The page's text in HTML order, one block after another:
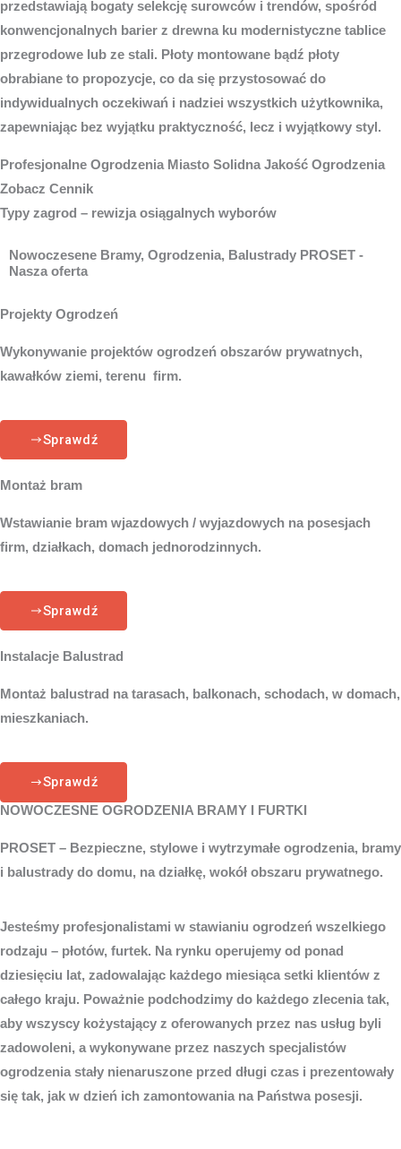
przedstawiają bogaty selekcję surowców i trendów, spośród
konwencjonalnych barier z drewna ku modernistyczne tablice
przegrodowe lub ze stali. Płoty montowane bądź płoty
obrabiane to propozycje, co da się przystosować do
indywidualnych oczekiwań i nadziei wszystkich użytkownika,
zapewniając bez wyjątku praktyczność, lecz i wyjątkowy styl.
Profesjonalne Ogrodzenia Miasto Solidna Jakość Ogrodzenia
Zobacz Cennik
Typy zagrod – rewizja osiągalnych wyborów
Nowoczesene Bramy, Ogrodzenia, Balustrady PROSET -
Nasza oferta
Projekty Ogrodzeń
Wykonywanie projektów ogrodzeń obszarów prywatnych,
kawałków ziemi, terenu firm.
Sprawdź
Montaż bram
Wstawianie bram wjazdowych / wyjazdowych na posesjach
firm, działkach, domach jednorodzinnych.
Sprawdź
Instalacje Balustrad
Montaż balustrad na tarasach, balkonach, schodach, w domach,
mieszkaniach.
Sprawdź
NOWOCZESNE OGRODZENIA BRAMY I FURTKI
PROSET – Bezpieczne, stylowe i wytrzymałe ogrodzenia, bramy
i balustrady do domu, na działkę, wokół obszaru prywatnego.
Jesteśmy profesjonalistami w stawianiu ogrodzeń wszelkiego
rodzaju – płotów, furtek. Na rynku operujemy od ponad
dziesięciu lat, zadowalając każdego miesiąca setki klientów z
całego kraju. Poważnie podchodzimy do każdego zlecenia tak,
aby wszyscy kożystający z oferowanych przez nas usług byli
zadowoleni, a wykonywane przez naszych specjalistów
ogrodzenia stały nienaruszone przed długi czas i prezentowały
się tak, jak w dzień ich zamontowania na Państwa posesji.